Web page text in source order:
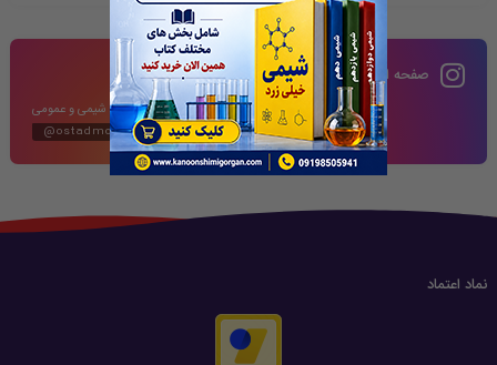
صفحه اینستاگرام
محتوای آموزشی شیمی و عمومی
@ostadmomeni2020
نماد اعتماد